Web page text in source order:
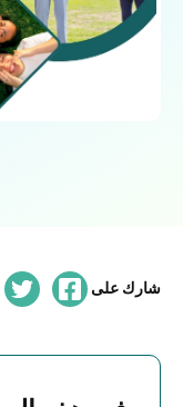
شارك على